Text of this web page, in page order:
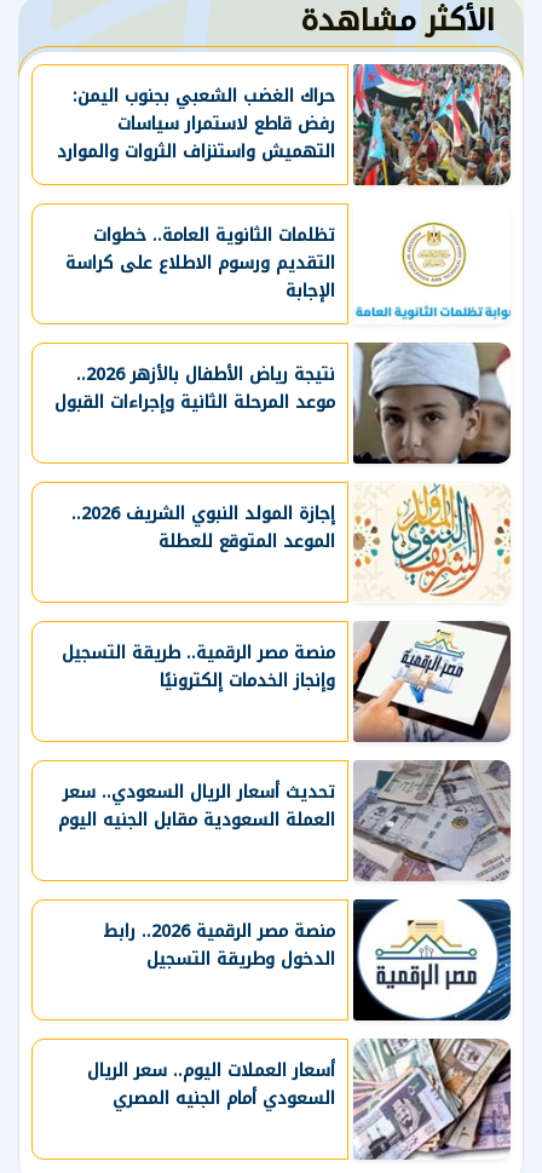
الأكثر مشاهدة
حراك الغضب الشعبي بجنوب اليمن:
رفض قاطع لاستمرار سياسات
التهميش واستنزاف الثروات والموارد
الحيوية
تظلمات الثانوية العامة.. خطوات
التقديم ورسوم الاطلاع على كراسة
الإجابة
نتيجة رياض الأطفال بالأزهر 2026..
موعد المرحلة الثانية وإجراءات القبول
إجازة المولد النبوي الشريف 2026..
الموعد المتوقع للعطلة
منصة مصر الرقمية.. طريقة التسجيل
وإنجاز الخدمات إلكترونيًا
تحديث أسعار الريال السعودي.. سعر
العملة السعودية مقابل الجنيه اليوم
منصة مصر الرقمية 2026.. رابط
الدخول وطريقة التسجيل
أسعار العملات اليوم.. سعر الريال
السعودي أمام الجنيه المصري